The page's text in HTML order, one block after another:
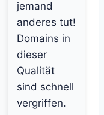
jemand
anderes tut!
Domains in
dieser
Qualität
sind schnell
vergriffen.